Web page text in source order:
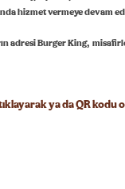
hizmet vermeye devam
adresi Burger King,
ya da QR